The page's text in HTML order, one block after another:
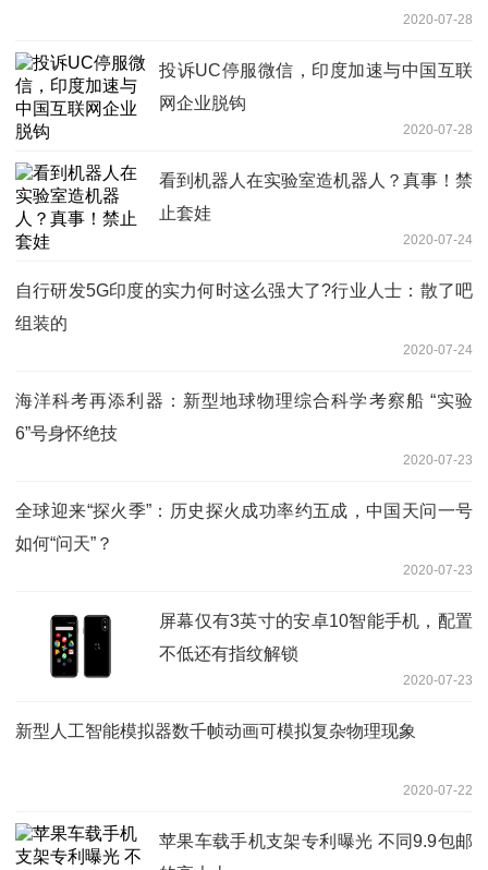
2020-07-28
投诉UC停服微信，印度加速与中国互联
网企业脱钩
2020-07-28
看到机器人在实验室造机器人？真事！禁
止套娃
2020-07-24
自行研发5G印度的实力何时这么强大了?行业人士：散了吧
组装的
2020-07-24
海洋科考再添利器：新型地球物理综合科学考察船 “实验
6”号身怀绝技
2020-07-23
全球迎来“探火季”：历史探火成功率约五成，中国天问一号
如何“问天”？
2020-07-23
屏幕仅有3英寸的安卓10智能手机，配置
不低还有指纹解锁
2020-07-23
新型人工智能模拟器数千帧动画可模拟复杂物理现象
2020-07-22
苹果车载手机支架专利曝光 不同9.9包邮